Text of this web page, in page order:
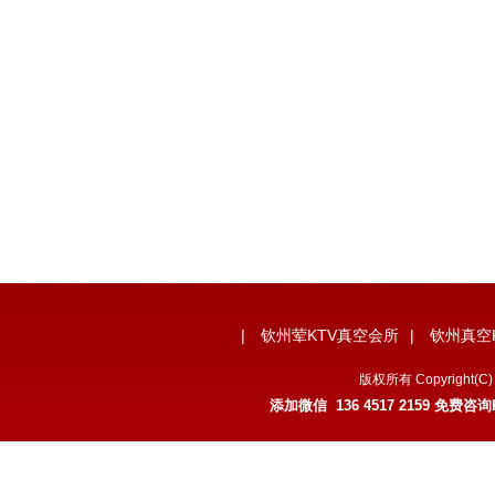
| 钦州荤KTV真空会所 | 钦州真
版权所有
添加微信 136 4517 2159 免费咨